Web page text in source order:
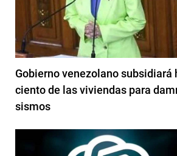
Gobierno venezolano subsidiará
ciento de las viviendas para
sismos